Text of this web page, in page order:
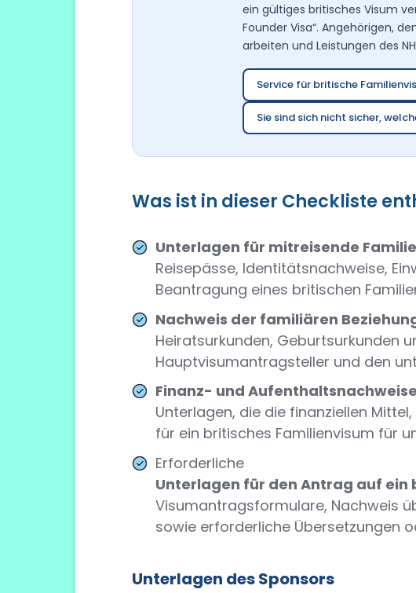
ein gültiges britisches Visum
Founder Visa“. Angehörigen,
arbeiten und Leistungen des
Service für britische
Sie sind sich nicht sicher,
Was ist in dieser Checkliste
Unterlagen für mitreisende
Reisepässe, Identitätsnachweise,
Beantragung eines britischen
Nachweis der familiären
Heiratsurkunden, Geburtsurkunden
Hauptvisumantragsteller und den
Finanz- und
Unterlagen, die die finanziellen
für ein britisches Familienvisum für
Erforderliche
Unterlagen für den Antrag auf
Visumantragsformulare, Nachweis
sowie erforderliche Übersetzungen
Unterlagen des Sponsors